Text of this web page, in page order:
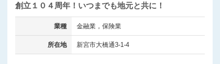
創立１０４周年！いつまでも地元と共に！
業種 金融業，保険業
所在地 新宮市大橋通3-1-4